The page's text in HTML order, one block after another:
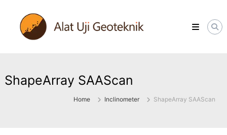
content
ALATUJIGEOTEKNIK.COM
DISTRIBUTOR
INSTRUMENT
ShapeArray SAAScan
Home Inclinometer ShapeArray SAAScan